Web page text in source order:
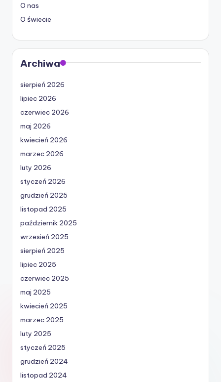
O nas
O świecie
Archiwa
sierpień 2026
lipiec 2026
czerwiec 2026
maj 2026
kwiecień 2026
marzec 2026
luty 2026
styczeń 2026
grudzień 2025
listopad 2025
październik 2025
wrzesień 2025
sierpień 2025
lipiec 2025
czerwiec 2025
maj 2025
kwiecień 2025
marzec 2025
luty 2025
styczeń 2025
grudzień 2024
listopad 2024